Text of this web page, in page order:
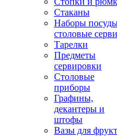
Стаканы
Наборы
столовые
Тарелки
Предметы
сервировки
Столовые
приборы
Графины,
декантеры и
штофы
Вазы для